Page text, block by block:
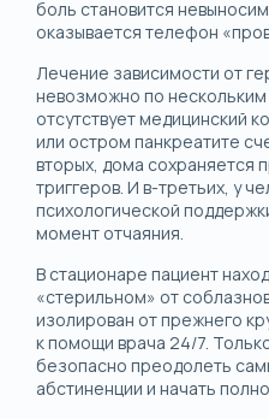
боль становится
оказывается телефон
Лечение зависимости от
невозможно по
отсутствует медицинский
или остром панкреатите
вторых, дома сохраняется
триггеров. И в-третьих, у
психологической
момент отчаяния.
В стационаре пациент
«стерильном» от
изолирован от прежнего
к помощи врача 24/7.
безопасно преодолеть
абстиненции и начать